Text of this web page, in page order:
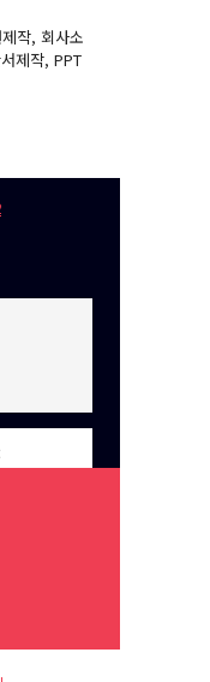
작, 회사소
제작, PPT